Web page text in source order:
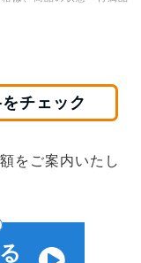
チェック
をご案内いたし